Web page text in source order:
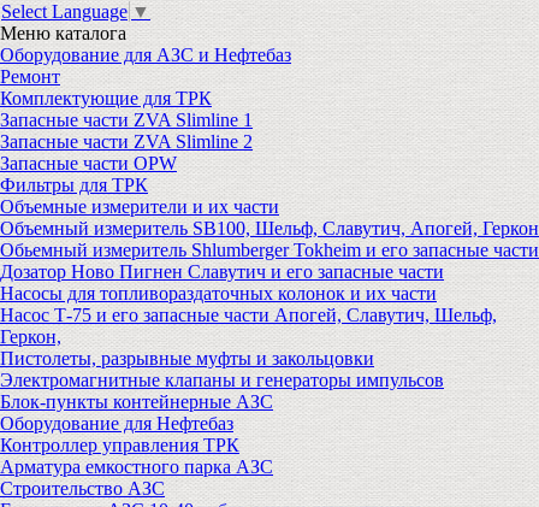
Select Language ▼
Менюкаталога
Оборудование для АЗС и Нефтебаз
Ремонт
Комплектующие для ТРК
Запасные части ZVA Slimline 1
Запасные части ZVA Slimline 2
Запасные части OPW
Фильтры для ТРК
Объемные измерители и их части
Объемный измеритель SB100, Шельф, Славутич, Апогей, Геркон
Обьемный измеритель Shlumberger Tokheim и его запасные части
Дозатор Ново Пигнен Славутич и его запасные части
Насосы для топливораздаточных колонок и их части
Насос Т-75 и его запасные части Апогей, Славутич, Шельф,
Геркон,
Пистолеты, разрывные муфты и закольцовки
Электромагнитные клапаны и генераторы импульсов
Блок-пункты контейнерные АЗС
Оборудование для Нефтебаз
Контроллер управления ТРК
Арматура емкостного парка АЗС
Строительство АЗС